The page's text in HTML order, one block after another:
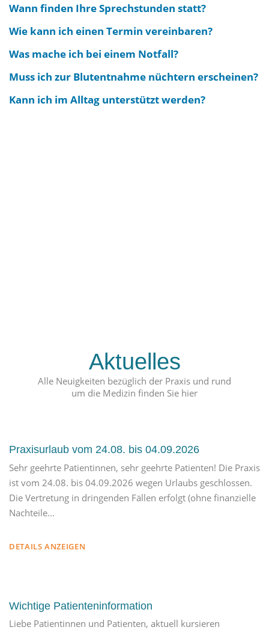
Wann finden Ihre Sprechstunden statt?
Wie kann ich einen Termin vereinbaren?
Was mache ich bei einem Notfall?
Muss ich zur Blutentnahme nüchtern erscheinen?
Kann ich im Alltag unterstützt werden?
Aktuelles
Alle Neuigkeiten bezüglich der Praxis und rund
um die Medizin finden Sie hier
Praxisurlaub vom 24.08. bis 04.09.2026
Sehr geehrte Patientinnen, sehr geehrte Patienten! Die Praxis
ist vom 24.08. bis 04.09.2026 wegen Urlaubs geschlossen.
Die Vertretung in dringenden Fällen erfolgt (ohne finanzielle
Nachteile...
DETAILS ANZEIGEN
Wichtige Patienteninformation
Liebe Patientinnen und Patienten, aktuell kursieren